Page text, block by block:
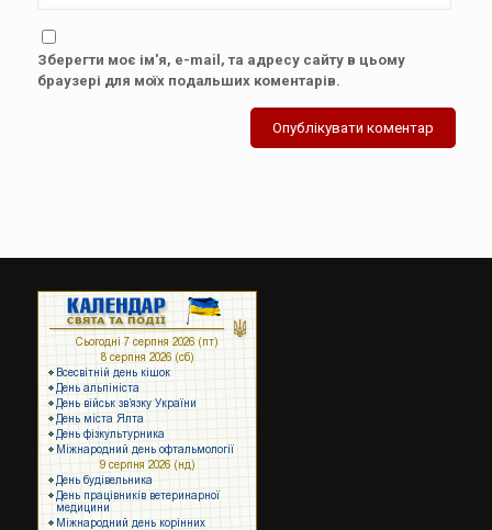
Зберегти моє ім'я, e-mail, та адресу сайту в цьому
браузері для моїх подальших коментарів.